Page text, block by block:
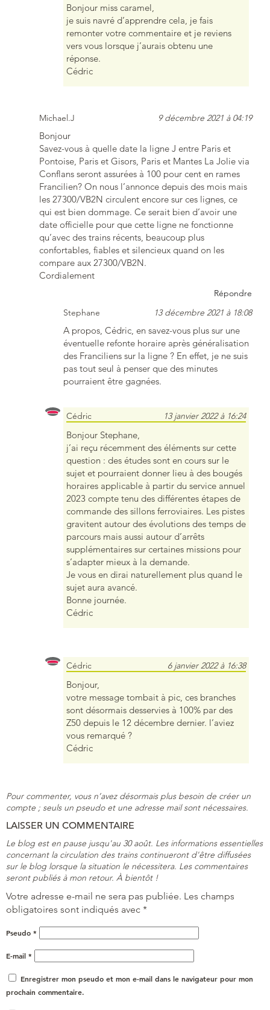
Bonjour miss caramel,
je suis navré d’apprendre cela, je fais
remonter votre commentaire et je reviens
vers vous lorsque j’aurais obtenu une
réponse.
Cédric
Michael.J 9 décembre 2021 à 04:19
Bonjour
Savez-vous à quelle date la ligne J entre Paris et
Pontoise, Paris et Gisors, Paris et Mantes La Jolie via
Conflans seront assurées à 100 pour cent en rames
Francilien? On nous l’annonce depuis des mois mais
les 27300/VB2N circulent encore sur ces lignes, ce
qui est bien dommage. Ce serait bien d’avoir une
date officielle pour que cette ligne ne fonctionne
qu’avec des trains récents, beaucoup plus
confortables, fiables et silencieux quand on les
compare aux 27300/VB2N.
Cordialement
Répondre
Stephane
13 décembre 2021 à 18:08
A propos, Cédric, en savez-vous plus sur une
éventuelle refonte horaire après généralisation
des Franciliens sur la ligne ? En effet, je ne suis
pas tout seul à penser que des minutes
pourraient être gagnées.
Cédric 13 janvier 2022 à 16:24
Bonjour Stephane,
j’ai reçu récemment des éléments sur cette
question : des études sont en cours sur le
sujet et pourraient donner lieu à des bougés
horaires applicable à partir du service annuel
2023 compte tenu des différentes étapes de
commande des sillons ferroviaires. Les pistes
gravitent autour des évolutions des temps de
parcours mais aussi autour d’arrêts
supplémentaires sur certaines missions pour
s’adapter mieux à la demande.
Je vous en dirai naturellement plus quand le
sujet aura avancé.
Bonne journée.
Cédric
Cédric 6 janvier 2022 à 16:38
Bonjour,
votre message tombait à pic, ces branches
sont désormais desservies à 100% par des
Z50 depuis le 12 décembre dernier. l’aviez
vous remarqué ?
Cédric
Pour commenter, vous n’avez désormais plus besoin de créer un
compte ; seuls un pseudo et une adresse mail sont nécessaires.
LAISSER UN COMMENTAIRE
Le blog est en pause jusqu'au 30 août. Les informations essentielles
concernant la circulation des trains continueront d'être diffusées
sur le blog lorsque la situation le nécessitera. Les commentaires
seront publiés à mon retour. À bientôt !
Votre adresse e-mail ne sera pas publiée. Les champs
obligatoires sont indiqués avec *
Pseudo *
E-mail *
Enregistrer mon pseudo et mon e-mail dans le navigateur pour mon
prochain commentaire.